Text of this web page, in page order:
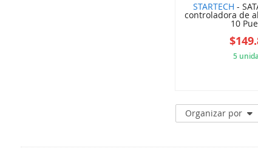
STARTECH -
controladora de
10
5
Organizar por